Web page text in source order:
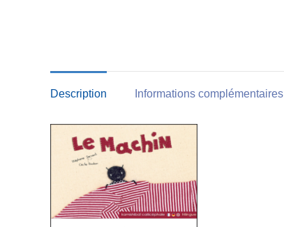
Description Informations complémentaires